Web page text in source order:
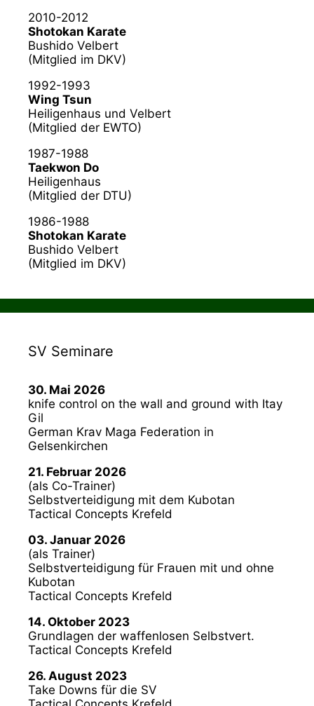
2010-2012
Shotokan Karate
Bushido Velbert
(Mitglied im DKV)
1992-1993
Wing Tsun
Heiligenhaus und Velbert
(Mitglied der EWTO)
1987-1988
Taekwon Do
Heiligenhaus
(Mitglied der DTU)
1986-1988
Shotokan Karate
Bushido Velbert
(Mitglied im DKV)
SV Seminare
30. Mai 2026
knife control on the wall and ground with Itay
Gil
German Krav Maga Federation in
Gelsenkirchen
21. Februar 2026
(als Co-Trainer)
Selbstverteidigung mit dem Kubotan
Tactical Concepts Krefeld
03. Januar 2026
(als Trainer)
Selbstverteidigung für Frauen mit und ohne
Kubotan
Tactical Concepts Krefeld
14. Oktober 2023
Grundlagen der waffenlosen Selbstvert.
Tactical Concepts Krefeld
26. August 2023
Take Downs für die SV